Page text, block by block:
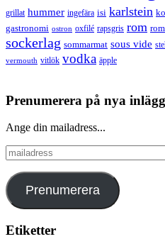
grillat hummer ingefära isi karlstein
gastronomi ostron oxfilé rapsgris rom
sockerlag sommarmat sous vide
vermouth vitlök vodka äpple
Prenumerera på nya inlägg
Ange din mailadress...
mailadress
Prenumerera
Etiketter